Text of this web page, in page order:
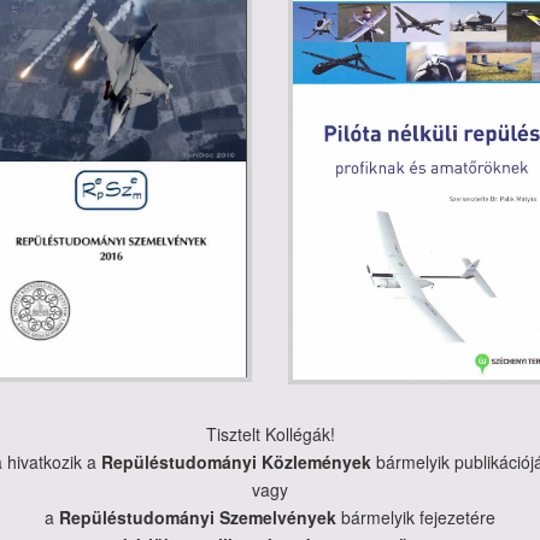
Tisztelt Kollégák!
hivatkozik a Repüléstudományi Közlemények bármelyik
vagy
a Repüléstudományi Szemelvények bármelyik fejezetére